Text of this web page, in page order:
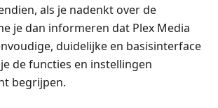
als je nadenkt over de
je dan informeren dat Plex Media
duidelijke en basisinterface
de functies en instellingen
begrijpen.